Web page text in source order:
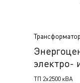
электро-
ТП 2х2500 кВА